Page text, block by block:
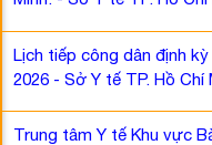
Lịch tiếp công dân định
2026 - Sở Y tế TP. Hồ Chí
Trung tâm Y tế Khu vực